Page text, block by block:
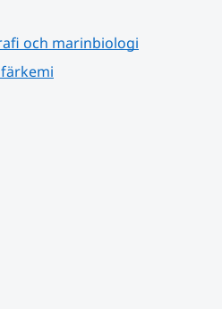
och marinbiologi